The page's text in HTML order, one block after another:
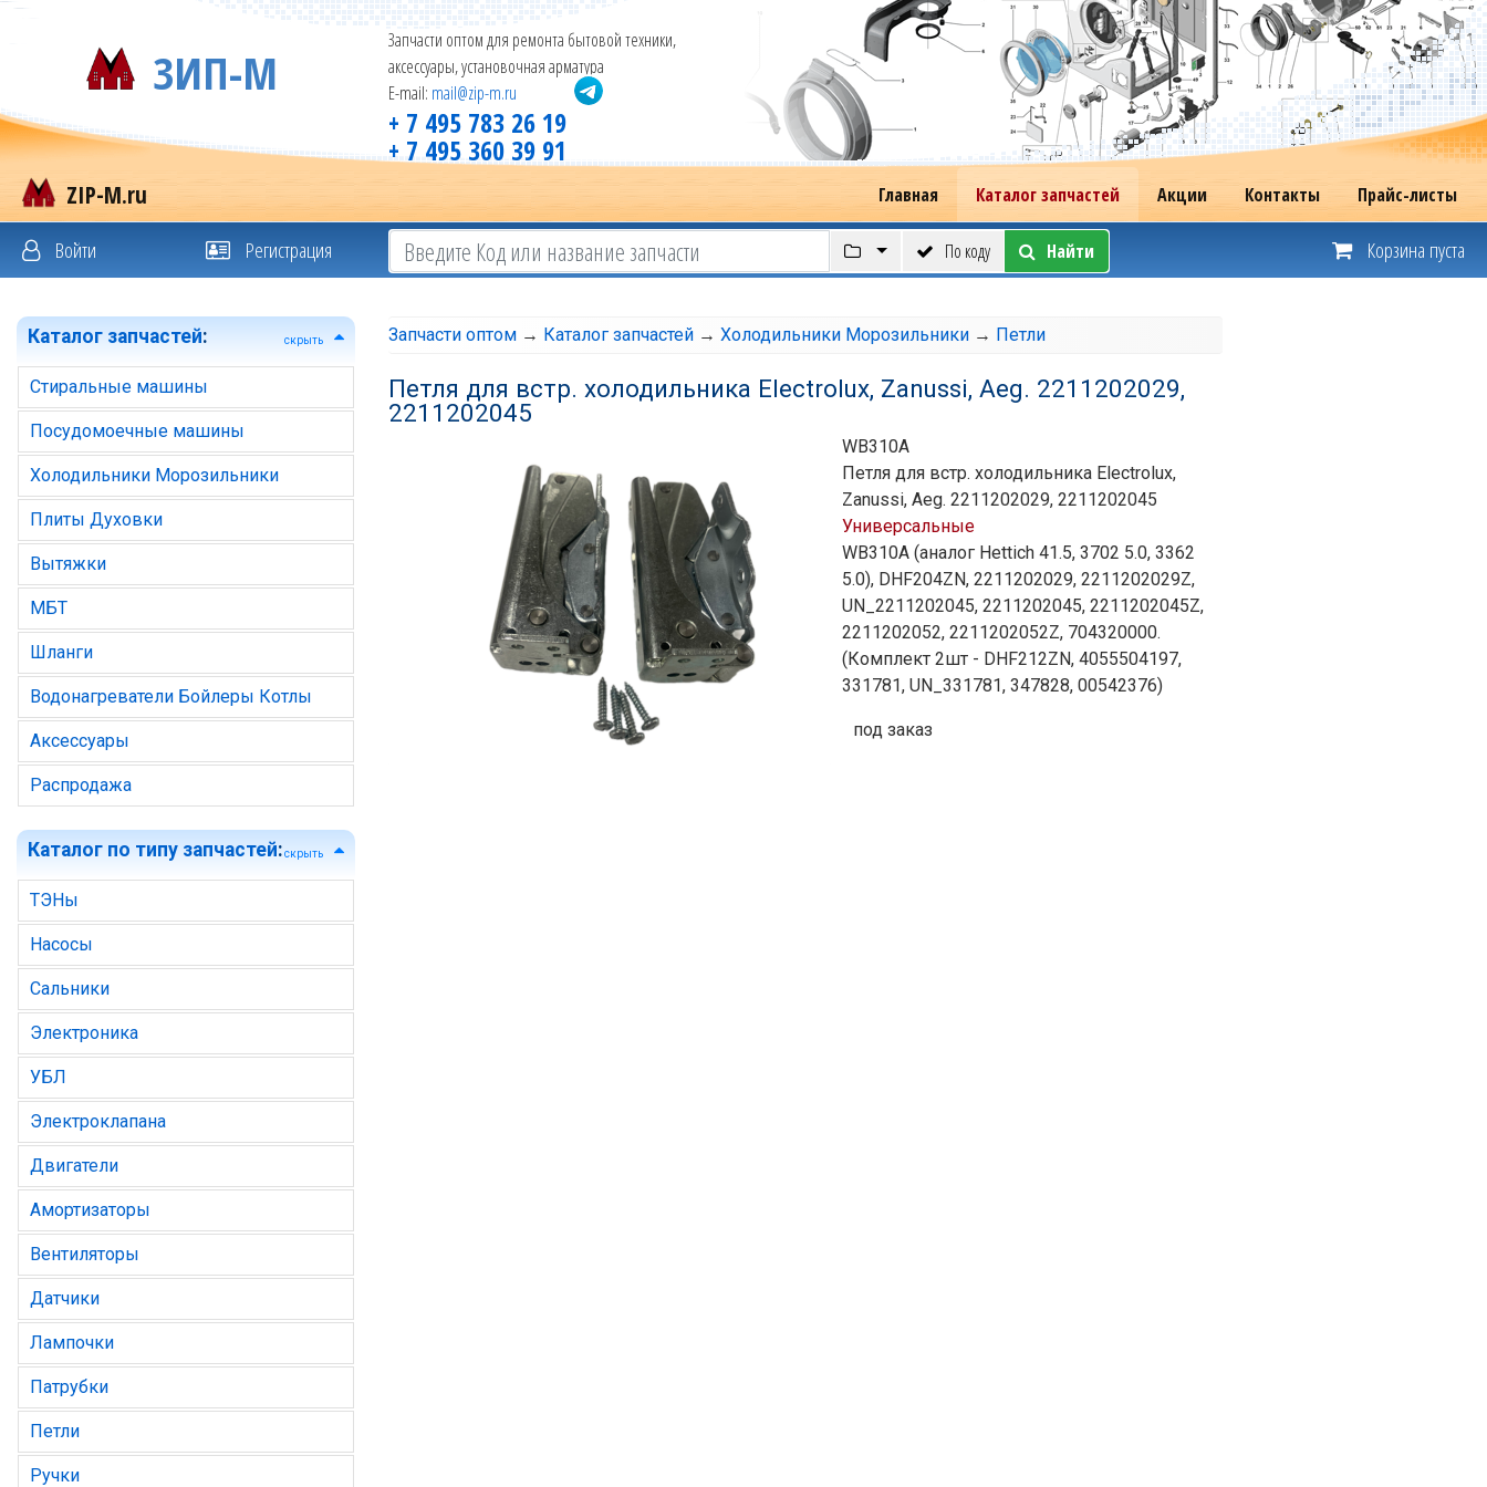
ЗИП-М
Запчасти оптом для ремонта бытовой техники,
аксессуары, установочная арматура
E-mail: mail@zip-m.ru
+ 7 495 783 26 19
+ 7 495 360 39 91
ZIP-M.ru Главная Каталог запчастей Акции Контакты Прайс-листы
Войти Регистрация По коду Найти Корзина пуста
Каталог запчастей: скрыть
Стиральные машины
Посудомоечные машины
Холодильники Морозильники
Плиты Духовки
Вытяжки
МБТ
Шланги
Водонагреватели Бойлеры Котлы
Аксессуары
Распродажа
Каталог по типу запчастей:скрыть
ТЭНы
Насосы
Сальники
Электроника
УБЛ
Электроклапана
Двигатели
Амортизаторы
Вентиляторы
Датчики
Лампочки
Патрубки
Петли
Ручки
Запчасти оптом → Каталог запчастей → Холодильники Морозильники → Петли
Петля для встр. холодильника Electrolux, Zanussi, Aeg. 2211202029,
2211202045
WB310A
Петля для встр. холодильника Electrolux,
Zanussi, Aeg. 2211202029, 2211202045
Универсальные
WB310A (аналог Hettich 41.5, 3702 5.0, 3362
5.0), DHF204ZN, 2211202029, 2211202029Z,
UN_2211202045, 2211202045, 2211202045Z,
2211202052, 2211202052Z, 704320000.
(Комплект 2шт - DHF212ZN, 4055504197,
331781, UN_331781, 347828, 00542376)
под заказ